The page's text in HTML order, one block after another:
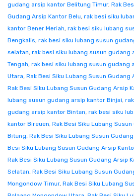
gudang arsip kantor Belitung Timur, Rak
Gudang Arsip Kantor Belu, rak besi siku
kantor Bener Meriah, rak besi siku lubang
Bengkalis, rak besi siku lubang susun
selatan, rak besi siku lubang susun gudang
Tengah, rak besi siku lubang susun gudang
Utara, Rak Besi Siku Lubang Susun Gudang
Rak Besi Siku Lubang Susun Gudang Arsip
lubang susun gudang arsip kantor Binjai,
gudang arsip kantor Bintan, rak besi siku
kantor Bireuen, Rak Besi Siku Lubang
Bitung, Rak Besi Siku Lubang Susun
Besi Siku Lubang Susun Gudang Arsip
Rak Besi Siku Lubang Susun Gudang Arsip
Selatan, Rak Besi Siku Lubang Susun
Mongondow Timur, Rak Besi Siku Lubang